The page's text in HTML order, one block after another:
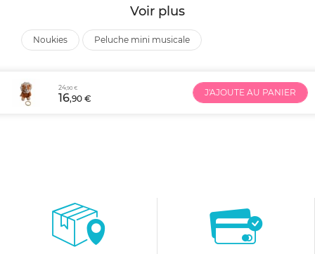
Voir plus
noukies peluche mini musicale
24,90 €
16,90 €
J'AJOUTE AU PANIER